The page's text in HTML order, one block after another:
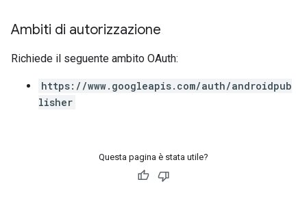
Ambiti di autorizzazione
Richiede il seguente ambito OAuth:
https://www.googleapis.com/auth/androidpub
lisher
Questa pagina è stata utile?